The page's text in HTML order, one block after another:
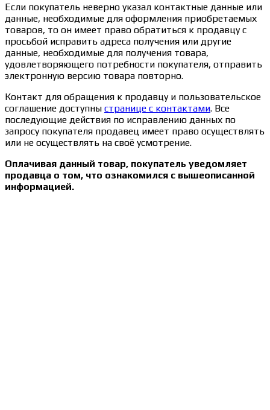
Если покупатель неверно указал контактные данные или
данные, необходимые для оформления приобретаемых
товаров, то он имеет право обратиться к продавцу с
просьбой исправить адреса получения или другие
данные, необходимые для получения товара,
удовлетворяющего потребности покупателя, отправить
электронную версию товара повторно.
Контакт для обращения к продавцу и пользовательское
соглашение доступны странице с контактами. Все
последующие действия по исправлению данных по
запросу покупателя продавец имеет право осуществлять
или не осуществлять на своё усмотрение.
Оплачивая данный товар, покупатель уведомляет
продавца о том, что ознакомился с вышеописанной
информацией.